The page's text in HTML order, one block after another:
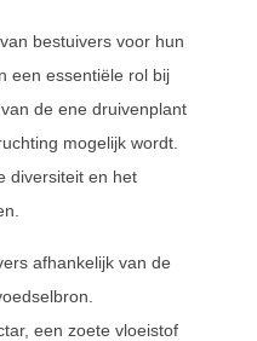
bestuivers voor hun
een essentiële rol bij
de ene druivenplant
mogelijk wordt.
diversiteit en het
afhankelijk van de
een zoete vloeistof